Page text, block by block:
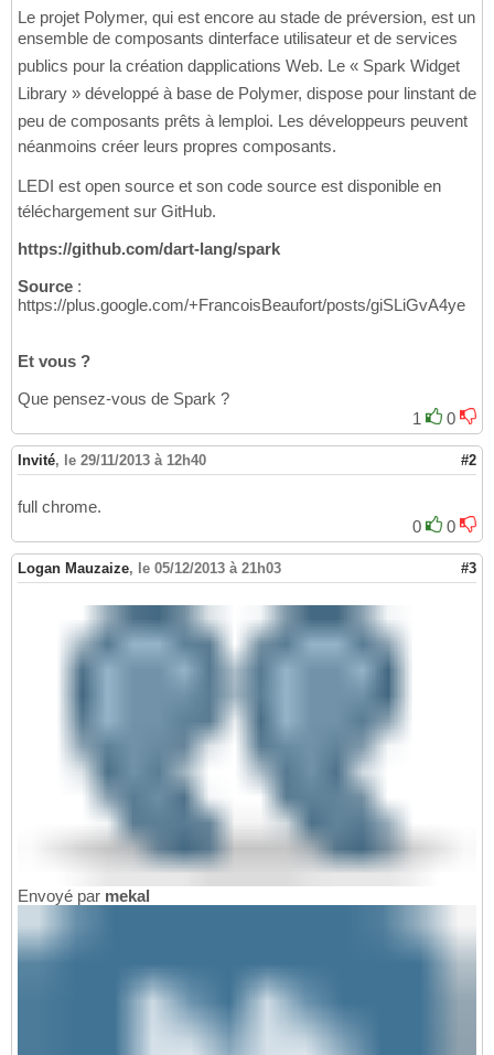
Le projet Polymer, qui est encore au stade de préversion, est un
ensemble de composants dinterface utilisateur et de services
publics pour la création dapplications Web. Le « Spark Widget
Library » développé à base de Polymer, dispose pour linstant de
peu de composants prêts à lemploi. Les développeurs peuvent
néanmoins créer leurs propres composants.
LEDI est open source et son code source est disponible en
téléchargement sur GitHub.
https://github.com/dart-lang/spark
Source :
https://plus.google.com/+FrancoisBeaufort/posts/giSLiGvA4ye
Et vous ?
Que pensez-vous de Spark ?
1
0
Invité, le 29/11/2013 à 12h40 #2
full chrome.
0
0
Logan Mauzaize, le 05/12/2013 à 21h03 #3
Envoyé par mekal